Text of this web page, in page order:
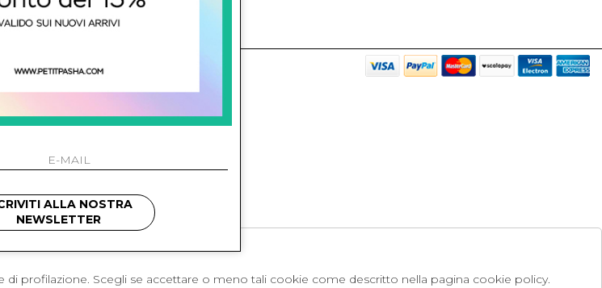
Spedizione
ALLA NOSTRA
NEWSLETTER
profilazione. Scegli se accettare o meno tali cookie come descritto nella pagina cookie policy.